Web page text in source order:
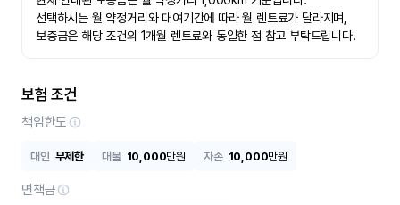
선택하시는 월 약정거리와 대여기간에 따라 월 렌트료가 달라지며,
보증금은 해당 조건의 1개월 렌트료와 동일한 점 참고 부탁드립니다.
보험 조건
책임한도
대인 무제한 대물 10,000만원 자손 10,000만원
면책금